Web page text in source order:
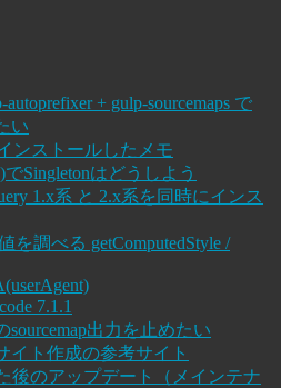
+ gulp-sourcemaps で
い
ンストールしたメモ
Singletonはどうしよう
1.x系 と 2.x系を同時にインス
を調べる getComputedStyle /
7.1.1
sourcemap出力を止めたい
イト作成の参考サイト
後のアップデート（メインテナ